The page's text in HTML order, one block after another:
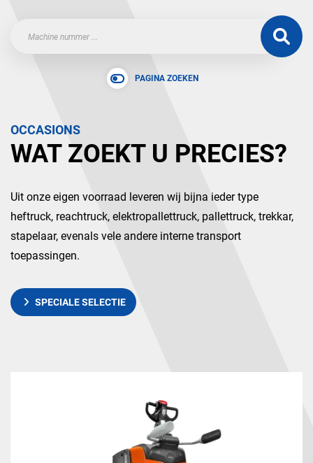
PAGINA ZOEKEN
OCCASIONS
WAT ZOEKT U PRECIES?
Uit onze eigen voorraad leveren wij bijna ieder type
heftruck, reachtruck, elektropallettruck, pallettruck, trekkar,
stapelaar, evenals vele andere interne transport
toepassingen.
SPECIALE SELECTIE